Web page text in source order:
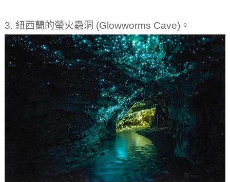
3. 紐西蘭的螢火蟲洞 (Glowworms Cave)。